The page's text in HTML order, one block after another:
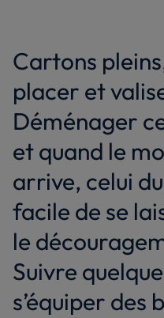
Cartons
placer et
Déménager
et quand le
arrive, celui
facile de se
le
Suivre
s’équiper des